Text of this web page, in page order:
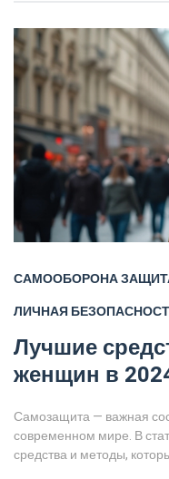
ежедневной жизни.
САМООБОРОНА
ЛИЧНАЯ
Лучшие
женщин в
Самозащита — важная
современном мире. В
средства и методы,